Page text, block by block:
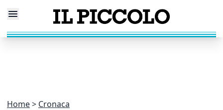
Home Cronaca